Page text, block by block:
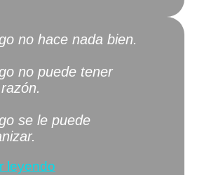
no hace nada bien.
no puede tener
se le puede
leyendo«El